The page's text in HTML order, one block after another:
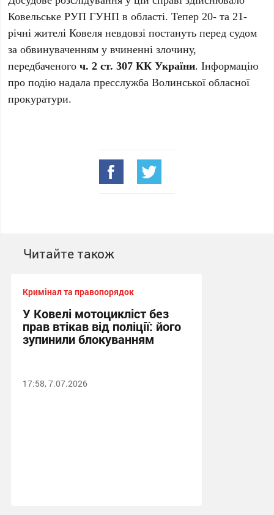
Ковельське РУП ГУНП в області. Тепер 20- та 21-
річні жителі Ковеля невдовзі постануть перед судом
за обвинуваченням у вчиненні злочину,
передбаченогоч. 2 ст. 307 КК України. Інформацію
про подію надала пресслужба Волинської обласної
прокуратури.
Читайте також
Кримінал та правопорядок
У Ковелі мотоцикліст без
прав втікав від поліції: його
зупинили блокуванням
17:58, 7.07.2026